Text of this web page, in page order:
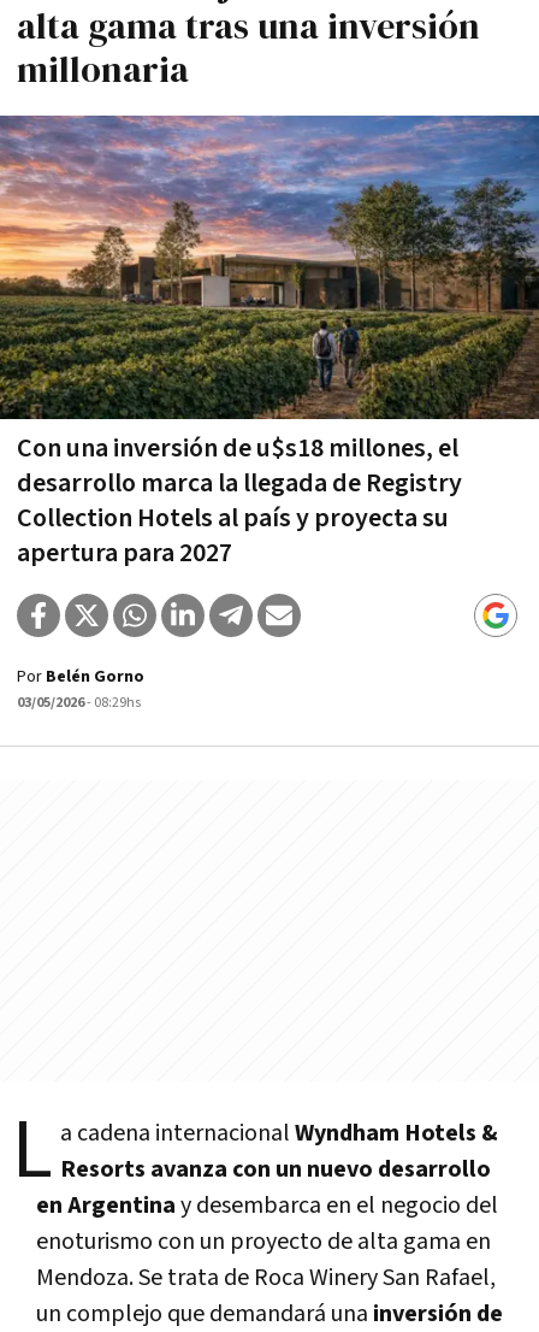
alta gama tras una inversión
millonaria
Con una inversión de u$s18 millones, el
desarrollo marca la llegada de Registry
Collection Hotels al país y proyecta su
apertura para 2027
Por Belén Gorno
03/05/2026- 08:29hs
L a cadena internacionalWyndham Hotels &
Resorts avanza con un nuevo desarrollo
en Argentinay desembarca en el negocio del
enoturismo con un proyecto de alta gama en
Mendoza. Se trata de Roca Winery San Rafael,
un complejo que demandará una inversión de